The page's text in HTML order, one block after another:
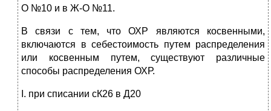
О №10 и в Ж-О №11.
В связи с тем, что ОХР являются косвенными,
включаются в себестоимость путем распределения
или косвенным путем, существуют различные
способы распределения ОХР.
I. при списании сК26 в Д20